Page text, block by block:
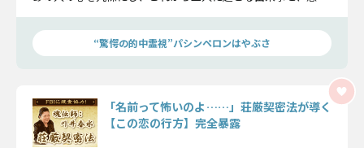
何が必要かを知ってください。
“驚愕の的中霊視”パシンペロンはやぶさ
「名前って怖いのよ……」荘厳契密法が導く
【この恋の行方】完全暴露